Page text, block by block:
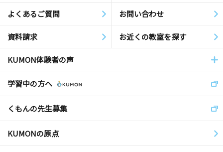
よくあるご質問 お問い合わせ
資料請求 お近くの教室を探す
KUMON体験者の声
学習中の方へ
くもんの先生募集
KUMONの原点